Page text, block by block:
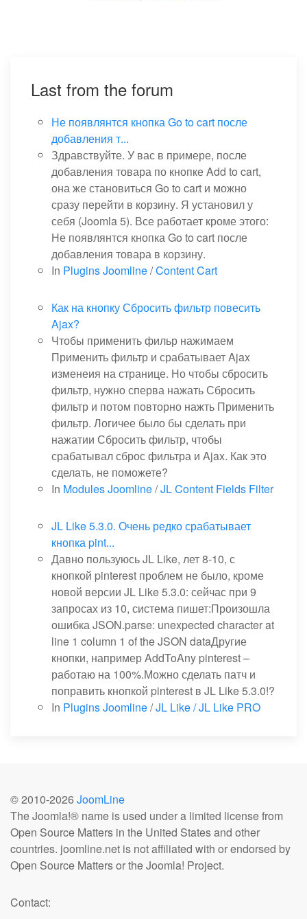
Last from the forum
Не появлянтся кнопка Go to cart после
добавления т...
Здравствуйте. У вас в примере, после
добавления товара по кнопке Add to cart,
она же становиться Go to cart и можно
сразу перейти в корзину. Я установил у
себя (Joomla 5). Все работает кроме этого:
Не появлянтся кнопка Go to cart после
добавления товара в корзину.
In Plugins Joomline/Content Cart
Как на кнопку Сбросить фильтр повесить
Ajax?
Чтобы применить фильр нажимаем
Применить фильтр и срабатывает Ajax
изменеия на странице. Но чтобы сбросить
фильтр, нужно сперва нажать Сбросить
фильтр и потом повторно нажть Применить
фильтр. Логичее было бы сделать при
нажатии Сбросить фильтр, чтобы
срабатывал сброс фильтра и Ajax. Как это
сделать, не поможете?
In Modules Joomline/JL Content Fields Filter
JL Like 5.3.0. Очень редко срабатывает
кнопка pint...
Давно пользуюсь JL Like, лет 8-10, с
кнопкой pinterest проблем не было, кроме
новой версии JL Like 5.3.0: сейчас при 9
запросах из 10, система пишет:Произошла
ошибка JSON.parse: unexpected character at
line 1 column 1 of the JSON dataДругие
кнопки, например AddToAny pinterest –
работаю на 100%.Можно сделать патч и
поправить кнопкой pinterest в JL Like 5.3.0!?
In Plugins Joomline/JL Like / JL Like PRO
© 2010-2026 JoomLine
The Joomla!® name is used under a limited license from
Open Source Matters in the United States and other
countries. joomline.net is not affiliated with or endorsed by
Open Source Matters or the Joomla! Project.
Contact: